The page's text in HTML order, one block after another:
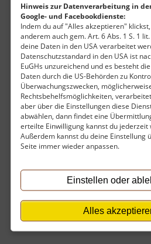
Hinweis zur Datenverarbeitung in
Google- und Facebookdienste:
Indem du auf "Alles akzeptieren"
anderem auch gem. Art. 6 Abs. 1 S. 1 lit.
deine Daten in den USA verarbeitet
Datenschutzstandard in den USA ist
EuGHs unzureichend und es besteht
Daten durch die US-Behörden zu
Überwachungszwecken,
Rechtsbehelfsmöglichkeiten,
aber über die Einstellungen diese
abwählen, dann findet eine
erteilte Einwilligung kannst du jederzeit
Außerdem kannst du deine Einstellung
Seite immer wieder anpassen.
Einstellen oder
Alles
Um dieses Projekt zu
hier Werbung
Einstellungen
Eintritt
Der Eintritt ist kostenlos.
Öffnungszeiten
Im Winter kein Besuch möglich.